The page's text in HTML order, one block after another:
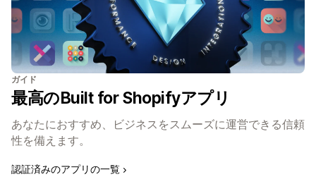
ガイド
最高のBuilt for Shopifyアプリ
あなたにおすすめ、ビジネスをスムーズに運営できる信頼
性を備えます。
認証済みのアプリの一覧